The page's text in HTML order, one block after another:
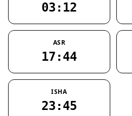
03:12
ASR
17:44
ISHA
23:45